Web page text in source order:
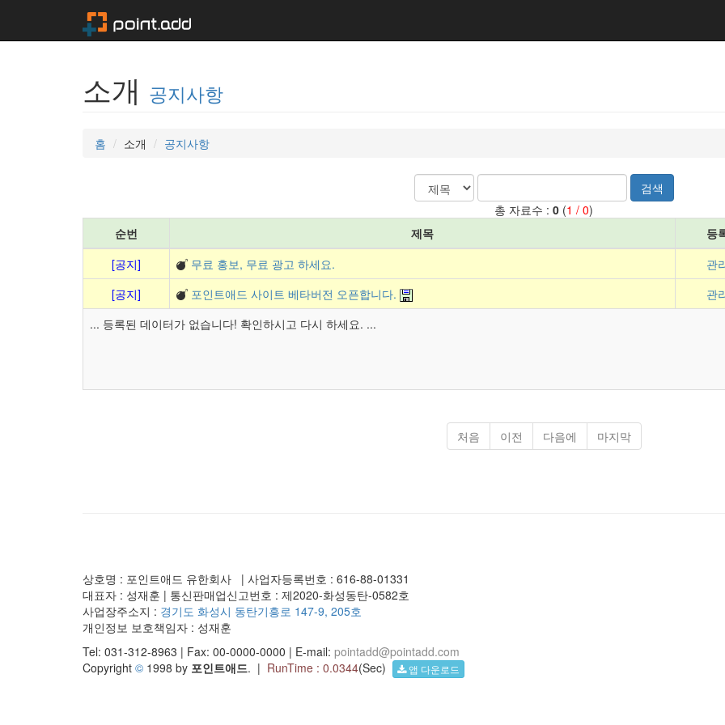
소개 공지사항
홈 소개 공지사항
검색
총 자료수 : 0 (1 / 0)
순번
제목 등
[공지]
무료 홍보, 무료 광고 하세요. 관
[공지]
포인트애드 사이트 베타버전 오픈합니다. 관
... 등록된 데이터가 없습니다! 확인하시고 다시 하세요. ...
처음 이전 다음에 마지막
상호명 : 포인트애드 유한회사 | 사업자등록번호 : 616-88-01331
대표자 : 성재훈 | 통신판매업신고번호 : 제2020-화성동탄-0582호
사업장주소지 : 경기도 화성시 동탄기흥로 147-9, 205호
개인정보 보호책임자 : 성재훈
Tel: 031-312-8963 | Fax: 00-0000-0000 | E-mail: pointadd@pointadd.com
Copyright © 1998 by 포인트애드. | RunTime : 0.0344(Sec) 앱 다운로드